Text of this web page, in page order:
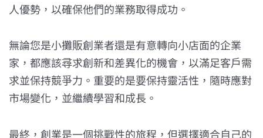
人優勢，以確保他們的業務取得成功。
無論您是小攤販創業者還是有意轉向小店面的企業
家，都應該尋求創新和差異化的機會，以滿足客戶需
求並保持競爭力。重要的是要保持靈活性，隨時應對
市場變化，並繼續學習和成長。
最終，創業是一個挑戰性的旅程，但選擇適合自己的